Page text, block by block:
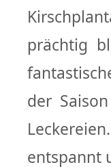
prächtig
der
entspannt